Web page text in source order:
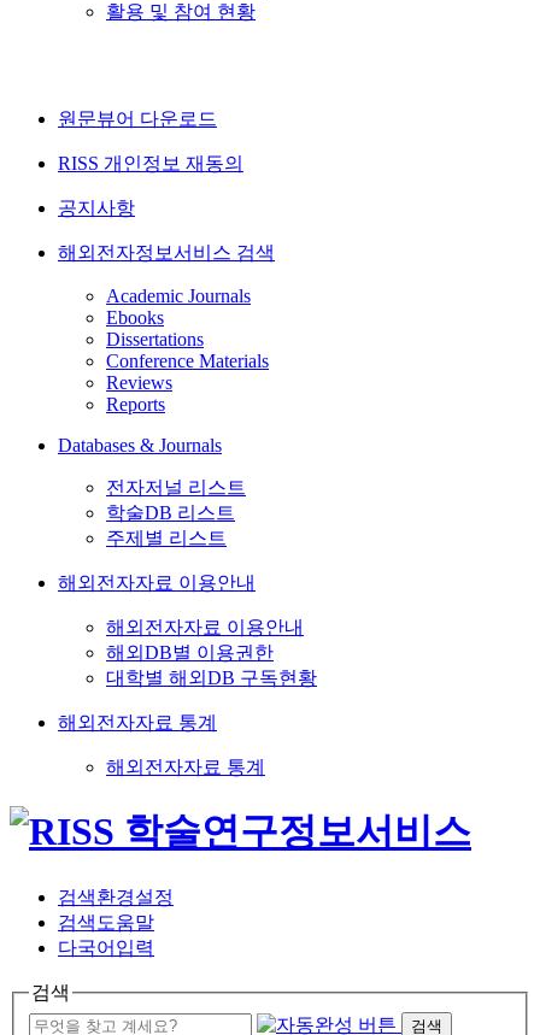
활용 및 참여 현황
원문뷰어 다운로드
RISS 개인정보 재동의
공지사항
해외전자정보서비스 검색
Academic Journals
Ebooks
Dissertations
Conference Materials
Reviews
Reports
Databases & Journals
전자저널 리스트
학술DB 리스트
주제별 리스트
해외전자자료 이용안내
해외전자자료 이용안내
해외DB별 이용권한
대학별 해외DB 구독현황
해외전자자료 통계
해외전자자료 통계
검색환경설정
검색도움말
다국어입력
검색
검색